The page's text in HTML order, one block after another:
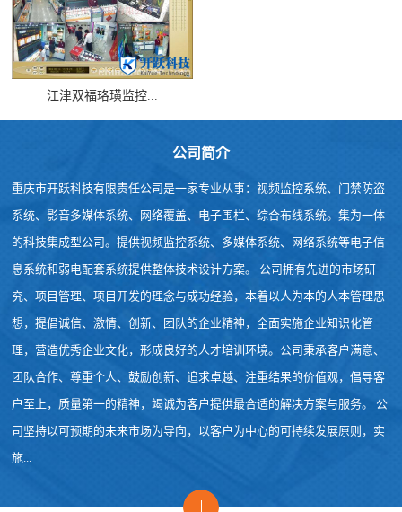
江津双福珞璜监控...
公司简介
重庆市开跃科技有限责任公司是一家专业从事：视频监控系统、门禁防盗
系统、影音多媒体系统、网络覆盖、电子围栏、综合布线系统。集为一体
的科技集成型公司。提供视频监控系统、多媒体系统、网络系统等电子信
息系统和弱电配套系统提供整体技术设计方案。 公司拥有先进的市场研
究、项目管理、项目开发的理念与成功经验，本着以人为本的人本管理思
想，提倡诚信、激情、创新、团队的企业精神，全面实施企业知识化管
理，营造优秀企业文化，形成良好的人才培训环境。公司秉承客户满意、
团队合作、尊重个人、鼓励创新、追求卓越、注重结果的价值观，倡导客
户至上，质量第一的精神，竭诚为客户提供最合适的解决方案与服务。 公
司坚持以可预期的未来市场为导向，以客户为中心的可持续发展原则，实
施...